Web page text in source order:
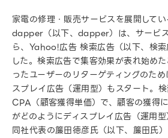
家電の修理・販売サービスを展開して
dapper（以下、dapper）は、サービ
ら、Yahoo!広告 検索広告（以下、検
した。検索広告で集客効果が表れ始め
ったユーザーのリターゲティングのた
スプレイ広告（運用型）もスタート。
CPA（顧客獲得単価）で、顧客の獲得
がどのようにディスプレイ広告（運用型
同社代表の簾田徳彦氏（以下、簾田氏）